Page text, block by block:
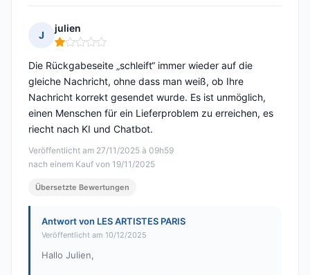
J
julien
Hinweis: 1 von 5
Veröffentlicht am 27/11/2025 à 09h59
nach einem Kauf von 19/11/2025
Die Rückgabeseite „schleift“ immer wieder auf die
gleiche Nachricht, ohne dass man weiß, ob Ihre
Nachricht korrekt gesendet wurde. Es ist unmöglich,
einen Menschen für ein Lieferproblem zu erreichen, es
riecht nach KI und Chatbot.
Übersetzte Bewertungen
Antwort von LES ARTISTES PARIS
Veröffentlicht am 10/12/2025
Hallo Julien,